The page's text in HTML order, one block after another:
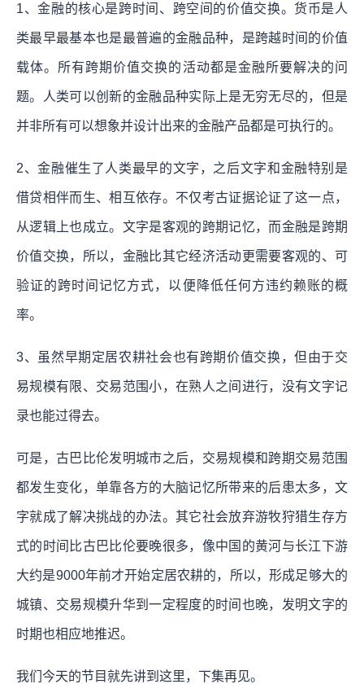
1、金融的核心是跨时间、跨空间的价值交换。货币是人
类最早最基本也是最普遍的金融品种，是跨越时间的价值
载体。所有跨期价值交换的活动都是金融所要解决的问
题。人类可以创新的金融品种实际上是无穷无尽的，但是
并非所有可以想象并设计出来的金融产品都是可执行的。
2、金融催生了人类最早的文字，之后文字和金融特别是
借贷相伴而生、相互依存。不仅考古证据论证了这一点，
从逻辑上也成立。文字是客观的跨期记忆，而金融是跨期
价值交换，所以，金融比其它经济活动更需要客观的、可
验证的跨时间记忆方式，以便降低任何方违约赖账的概
率。
3、虽然早期定居农耕社会也有跨期价值交换，但由于交
易规模有限、交易范围小，在熟人之间进行，没有文字记
录也能过得去。
可是，古巴比伦发明城市之后，交易规模和跨期交易范围
都发生变化，单靠各方的大脑记忆所带来的后患太多，文
字就成了解决挑战的办法。其它社会放弃游牧狩猎生存方
式的时间比古巴比伦要晚很多，像中国的黄河与长江下游
大约是9000年前才开始定居农耕的，所以，形成足够大的
城镇、交易规模升华到一定程度的时间也晚，发明文字的
时期也相应地推迟。
我们今天的节目就先讲到这里，下集再见。